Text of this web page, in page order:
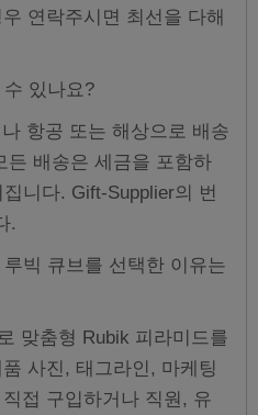
연락주시면 최선을 다해
있나요?
항공 또는 해상으로 배송
든 배송은 세금을 포함하
니다. Gift-Supplier의 번
.
빅 큐브를 선택한 이유는
맞춤형 Rubik 피라미드를
사진, 태그라인, 마케팅
접 구입하거나 직원, 유